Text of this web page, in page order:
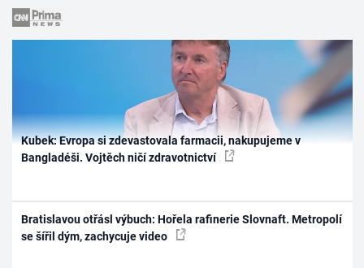
Kubek: Evropa si zdevastovala farmacii, nakupujeme v
Bangladéši. Vojtěch ničí zdravotnictví
Bratislavou otřásl výbuch: Hořela rafinerie Slovnaft. Metropolí
se šířil dým, zachycuje video